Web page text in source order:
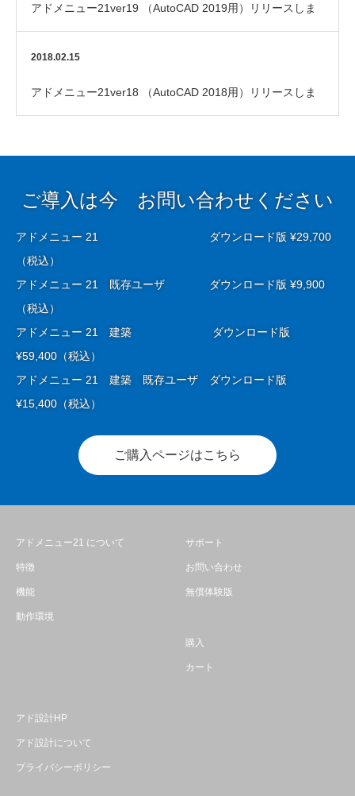
アドメニュー21ver19 （AutoCAD 2019用）リリースしま
した
2018.02.15
アドメニュー21ver18 （AutoCAD 2018用）リリースしま
ご導入は今 お問い合わせください
アドメニュー 21 ダウンロード版 ¥29,700
（税込）
アドメニュー 21 既存ユーザ ダウンロード版 ¥9,900
（税込）
アドメニュー 21 建築 ダウンロード版
¥59,400（税込）
アドメニュー 21 建築 既存ユーザ ダウンロード版
¥15,400（税込）
ご購入ページはこちら
アドメニュー21 について
特徴
機能
動作環境
サポート
お問い合わせ
無償体験版
購入
カート
アド設計HP
アド設計について
プライバシーポリシー